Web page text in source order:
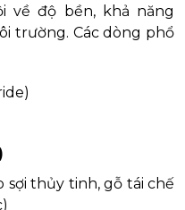
về độ bền, khả năng
trường. Các dòng phổ
sợi thủy tinh, gỗ tái chế